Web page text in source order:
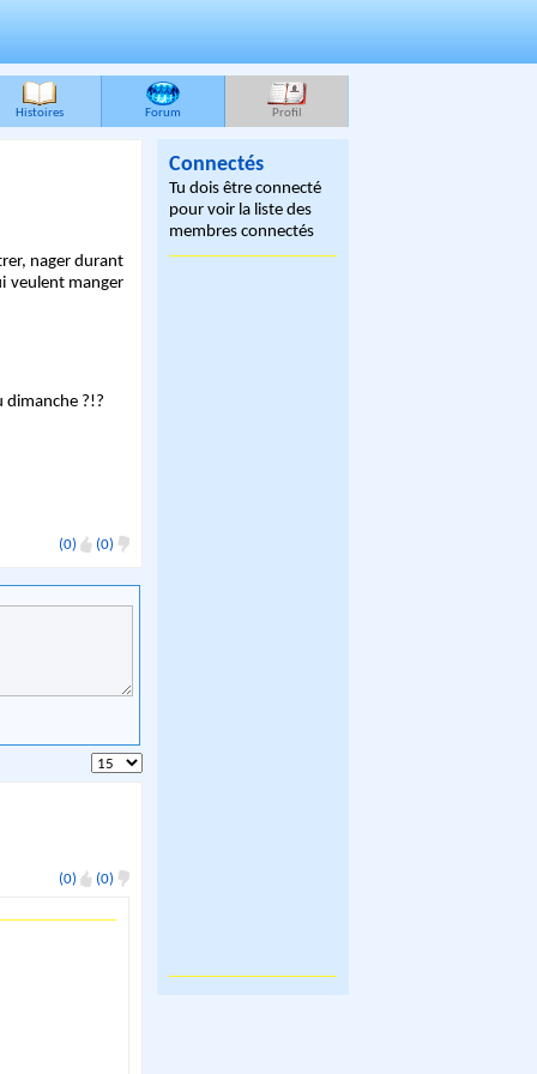
Histoires Forum Profil
nager durant
veulent manger
dimanche ?!?
(0) (0)
(0) (0)
Connectés
Tu dois être connecté
pour voir la liste des
membres connectés